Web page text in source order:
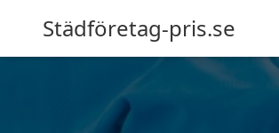
Städföretag-pris.se